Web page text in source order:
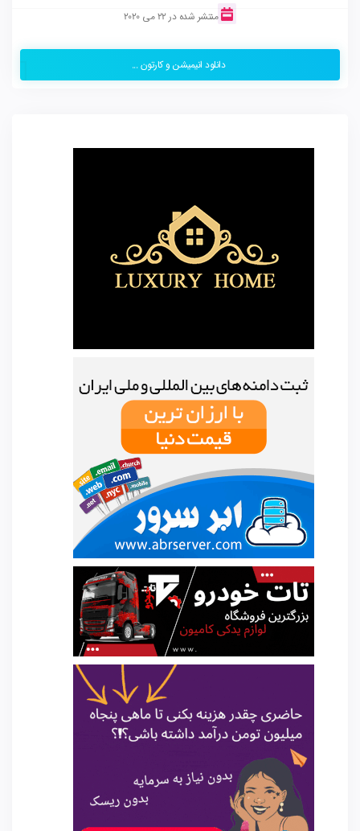
منتشر شده در 22 می 2020
دانلود انیمیشن و کارتون ...